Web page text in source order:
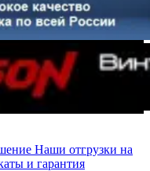
Наши отгрузки на
и гарантия